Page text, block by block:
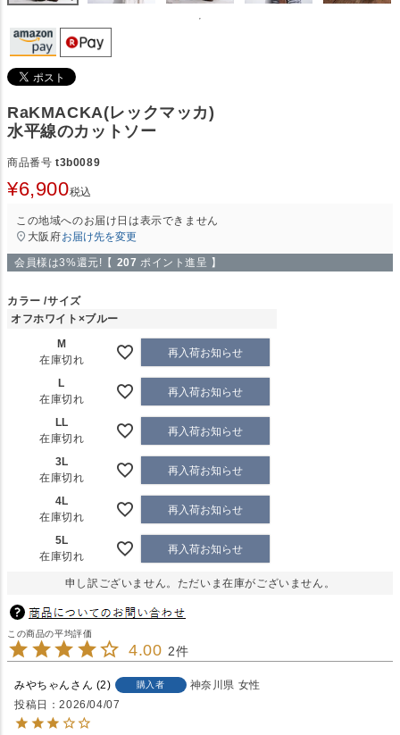
RaKMACKA(レックマッカ)
水平線のカットソー
商品番号 t3b0089
¥6,900税込
この地域へのお届け日は表示できません
大阪府お届け先を変更
会員様は3%還元!【 207 ポイント進呈 】
カラー サイズ
オフホワイト×ブルー
M
在庫切れ
再入荷お知らせ
L
在庫切れ
再入荷お知らせ
LL
在庫切れ
再入荷お知らせ
3L
在庫切れ
再入荷お知らせ
4L
在庫切れ
再入荷お知らせ
5L
在庫切れ
再入荷お知らせ
申し訳ございません。ただいま在庫がございません。
4.00 2
みやちゃん 2 購入者 神奈川県 女性
投稿日
2026/04/07